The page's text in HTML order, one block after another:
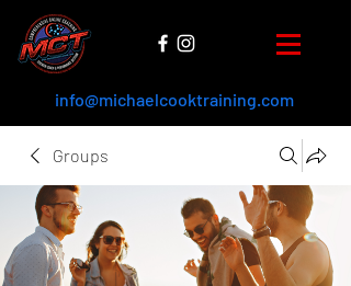
info@michaelcooktraining.com
Groups